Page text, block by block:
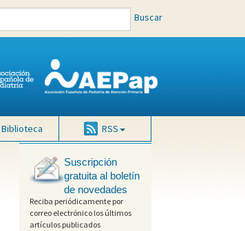
Buscar
Biblioteca RSS
Suscripción
gratuita al boletín
de novedades
Reciba periódicamente por
correo electrónico los últimos
artículos publicados